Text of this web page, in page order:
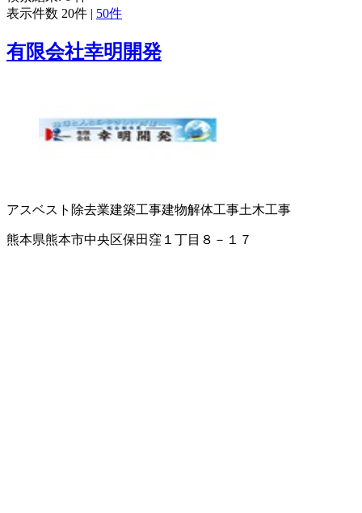
表示件数 20件 | 50件
有限会社幸明開発
アスベスト除去業建築工事建物解体工事土木工事
熊本県熊本市中央区保田窪１丁目８－１７